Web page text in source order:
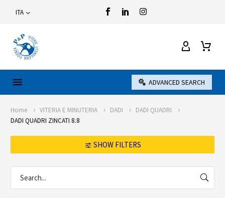
ITA
ADVANCED SEARCH
Home VITERIA E MINUTERIA DADI
DADI QUADRI
DADI QUADRI ZINCATI 8.8
SHOW FILTERS